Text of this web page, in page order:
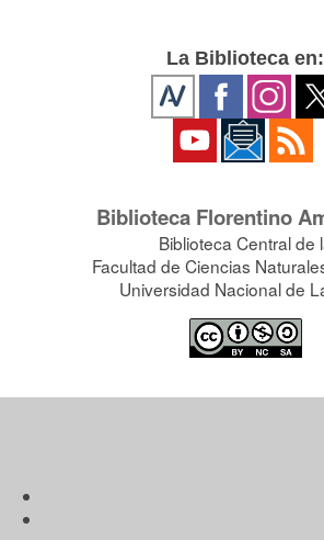
La Biblioteca en:
Biblioteca Florentino
Biblioteca Central de
Facultad de Ciencias
Universidad Nacional de